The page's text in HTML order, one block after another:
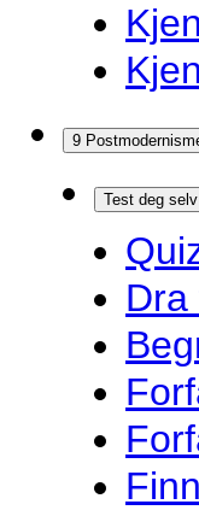
9
Test deg selv
Dra